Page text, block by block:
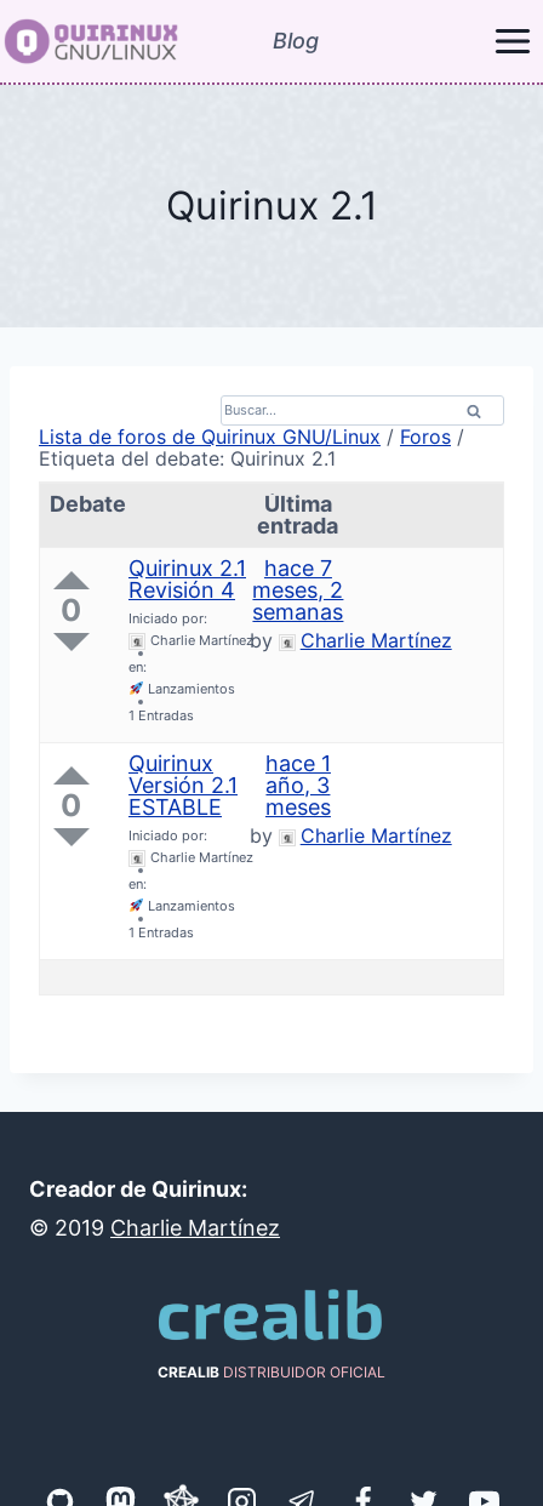
Saltar
al
Blog
Quirinux 2.1
B
u
s
c
o
r
:
Lista de foros de Quirinux GNU/Linux / Foros /
Etiqueta del debate: Quirinux 2.1
Debate
Última
entrada
0
Quirinux 2.1
Revisión 4
Iniciado por:
Charlie Martínez
en:
Lanzamientos
1 Entradas
hace 7
meses, 2
semanas
by Charlie Martínez
0
Quirinux
Versión 2.1
ESTABLE
Iniciado por:
Charlie Martínez
en:
Lanzamientos
1 Entradas
hace 1
año, 3
meses
by Charlie Martínez
Creador de Quirinux:
© 2019 Charlie Martínez
CREALIB DISTRIBUIDOR OFICIAL